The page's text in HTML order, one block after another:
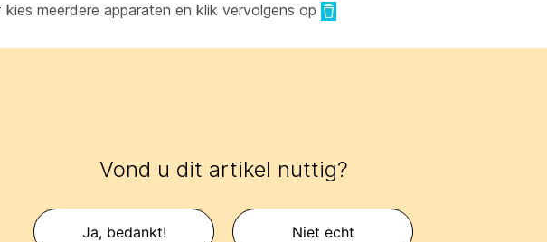
meerdere apparaten en klik vervolgens op
Vond u dit artikel nuttig?
Ja, bedankt! Niet echt